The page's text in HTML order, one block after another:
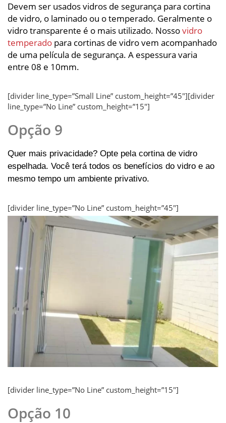
Devem ser usados vidros de segurança para cortina
de vidro, o laminado ou o temperado. Geralmente o
vidro transparente é o mais utilizado. Nossovidro
temperado para cortinas de vidro vem acompanhado
de uma película de segurança. A espessura varia
entre 08 e 10mm.
[divider line_type=”Small Line” custom_height=”45″][divider
line_type=”No Line” custom_height=”15″]
Opção 9
Quer mais privacidade? Opte pela cortina de vidro
espelhada. Você terá todos os benefícios do vidro e ao
mesmo tempo um ambiente privativo.
[divider line_type=”No Line” custom_height=”45″]
[divider line_type=”No Line” custom_height=”15″]
Opção 10